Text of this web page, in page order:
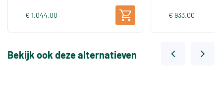
€ 1.044,00 € 933,00
Bekijk ook deze alternatieven